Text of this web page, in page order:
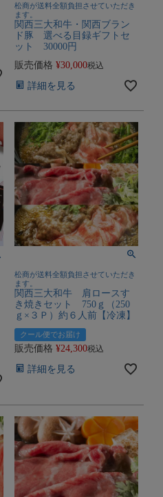
松商が送料全額負担させていただき
ます。
関西三大和牛・関西ブラン
ド豚 選べる目録ギフトセ
ット 30000円
販売価格 ¥30,000税込
詳細を見る
松商が送料全額負担させていただき
ます。
関西三大和牛 肩ロースす
き焼きセット 750ｇ（250
ｇ×３Ｐ）約６人前【冷凍】
クール便でお届け
販売価格 ¥24,300税込
詳細を見る